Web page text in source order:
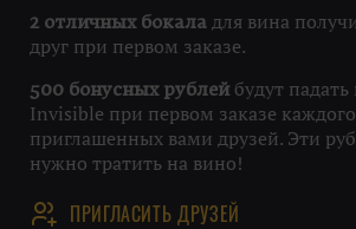
2 отличных бокала для вина
друг при первом заказе.
500 бонусных рублей будут
Invisible при первом заказе
приглашенных вами друзей. Эти
нужно тратить на вино!
ПРИГЛАСИТЬ ДРУЗЕЙ